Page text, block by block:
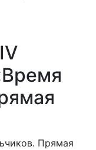
Прямая